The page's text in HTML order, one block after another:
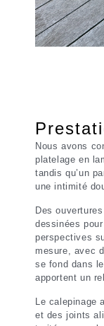
Nous avons
platelage en
tandis qu’un
une intimité
Des
dessinées
perspectives
mesure, avec
se fond dans
apportent un
Le calepinage
et des joints